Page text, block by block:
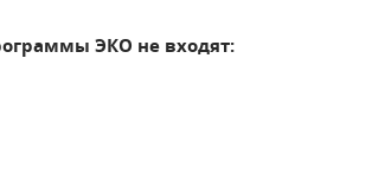
ЭКО не входят: